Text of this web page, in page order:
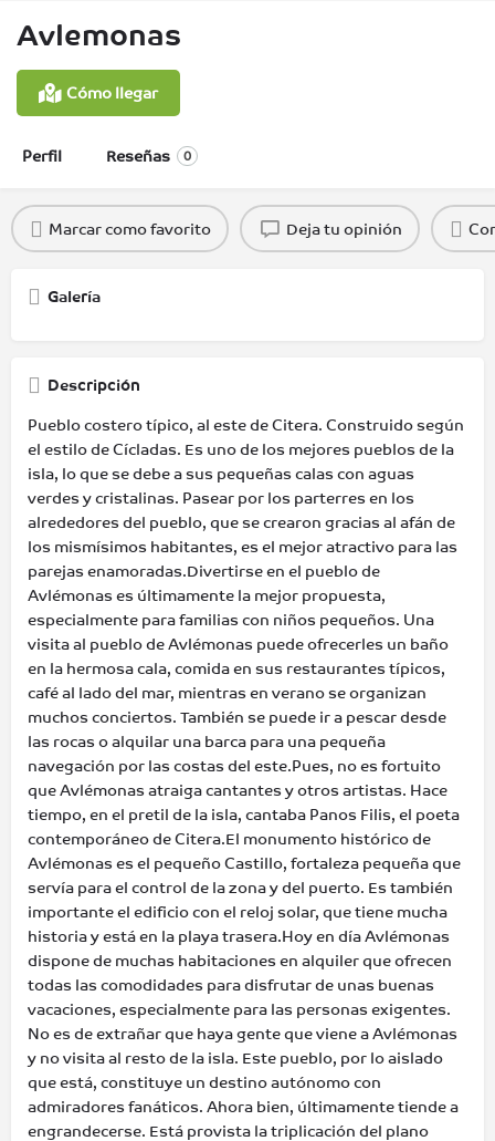
Avlemonas
Cómo llegar
Perfil Reseñas 0
Marcar como favorito Deja tu opinión
Galería
Descripción
Pueblo costero típico, al este de Citera. Construido según
el estilo de Cícladas. Es uno de los mejores pueblos de la
isla, lo que se debe a sus pequeñas calas con aguas
verdes y cristalinas. Pasear por los parterres en los
alrededores del pueblo, que se crearon gracias al afán de
los mismísimos habitantes, es el mejor atractivo para las
parejas enamoradas.Divertirse en el pueblo de
Avlémonas es últimamente la mejor propuesta,
especialmente para familias con niños pequeños. Una
visita al pueblo de Avlémonas puede ofrecerles un baño
en la hermosa cala, comida en sus restaurantes típicos,
café al lado del mar, mientras en verano se organizan
muchos conciertos. También se puede ir a pescar desde
las rocas o alquilar una barca para una pequeña
navegación por las costas del este.Pues, no es fortuito
que Avlémonas atraiga cantantes y otros artistas. Hace
tiempo, en el pretil de la isla, cantaba Panos Filis, el poeta
contemporáneo de Citera.El monumento histórico de
Avlémonas es el pequeño Castillo, fortaleza pequeña que
servía para el control de la zona y del puerto. Es también
importante el edificio con el reloj solar, que tiene mucha
historia y está en la playa trasera.Hoy en día Avlémonas
dispone de muchas habitaciones en alquiler que ofrecen
todas las comodidades para disfrutar de unas buenas
vacaciones, especialmente para las personas exigentes.
No es de extrañar que haya gente que viene a Avlémonas
y no visita al resto de la isla. Este pueblo, por lo aislado
que está, constituye un destino autónomo con
admiradores fanáticos. Ahora bien, últimamente tiende a
engrandecerse. Está provista la triplicación del plano